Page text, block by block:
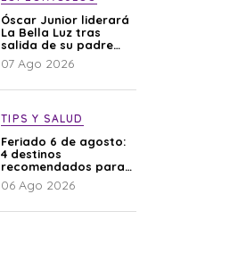
Óscar Junior liderará
La Bella Luz tras
salida de su padre
por polémica con
Naldy Saldaña
07 Ago 2026
TIPS Y SALUD
Feriado 6 de agosto:
4 destinos
recomendados para
disfrutar el descanso
06 Ago 2026